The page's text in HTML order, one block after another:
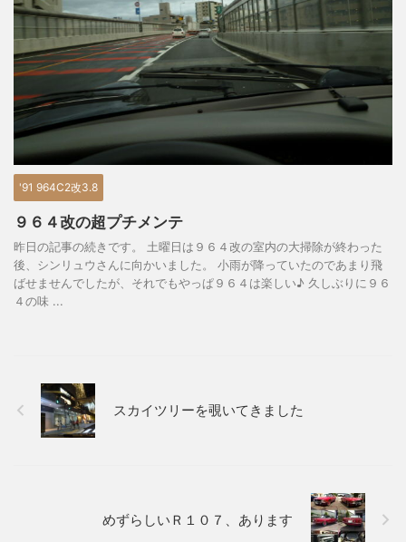
'91 964C2改3.8
９６４改の超プチメンテ
昨日の記事の続きです。 土曜日は９６４改の室内の大掃除が終わった
後、シンリュウさんに向かいました。 小雨が降っていたのであまり飛
ばせませんでしたが、それでもやっぱ９６４は楽しい♪ 久しぶりに９６
４の味 ...
スカイツリーを覗いてきました
めずらしいＲ１０７、あります